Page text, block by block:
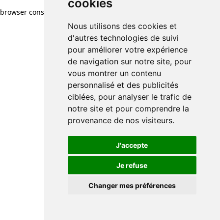
cookies
Nous utilisons des cookies et
d'autres technologies de suivi
pour améliorer votre expérience
de navigation sur notre site, pour
vous montrer un contenu
personnalisé et des publicités
ciblées, pour analyser le trafic de
notre site et pour comprendre la
provenance de nos visiteurs.
J'accepte
Je refuse
Changer mes préférences
browser console for more information)